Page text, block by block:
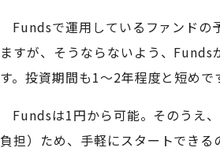
Fundsで運用しているファンドの
ますが、そうならないよう、
す。投資期間も1〜2年程度と短めで
Fundsは1円から可能。そのうえ
負担）ため、手軽にスタートできる